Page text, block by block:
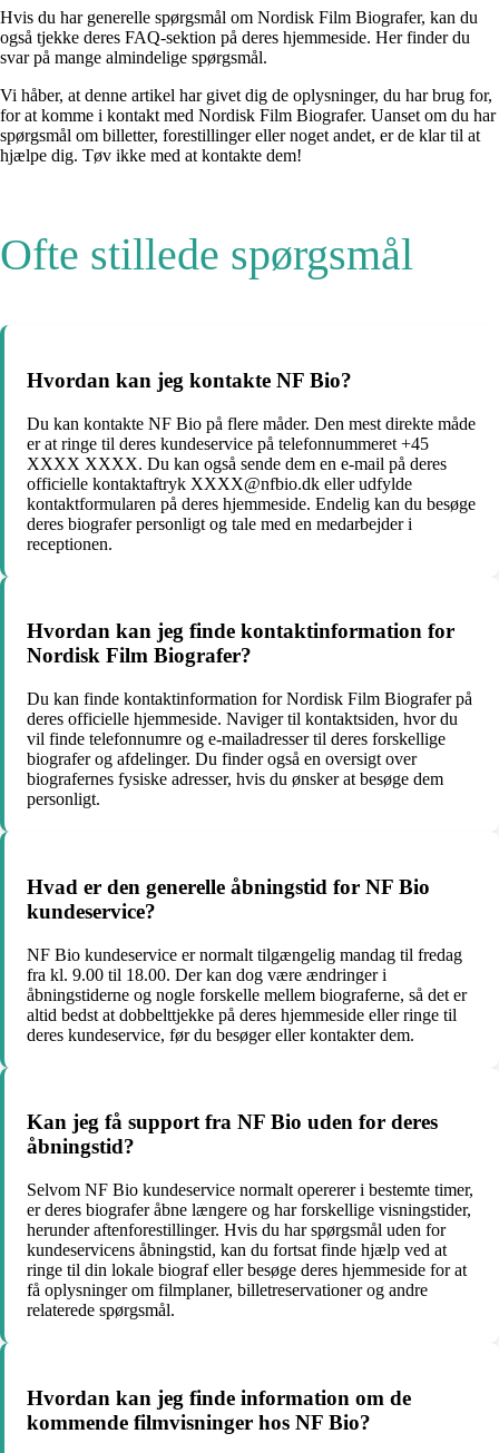
Hvis du har generelle spørgsmål om Nordisk Film Biografer, kan du
også tjekke deres FAQ-sektion på deres hjemmeside. Her finder du
svar på mange almindelige spørgsmål.
Vi håber, at denne artikel har givet dig de oplysninger, du har brug for,
for at komme i kontakt med Nordisk Film Biografer. Uanset om du har
spørgsmål om billetter, forestillinger eller noget andet, er de klar til at
hjælpe dig. Tøv ikke med at kontakte dem!
Ofte stillede spørgsmål
Hvordan kan jeg kontakte NF Bio?
Du kan kontakte NF Bio på flere måder. Den mest direkte måde
er at ringe til deres kundeservice på telefonnummeret +45
XXXX XXXX. Du kan også sende dem en e-mail på deres
officielle kontaktaftryk XXXX@nfbio.dk eller udfylde
kontaktformularen på deres hjemmeside. Endelig kan du besøge
deres biografer personligt og tale med en medarbejder i
receptionen.
Hvordan kan jeg finde kontaktinformation for
Nordisk Film Biografer?
Du kan finde kontaktinformation for Nordisk Film Biografer på
deres officielle hjemmeside. Naviger til kontaktsiden, hvor du
vil finde telefonnumre og e-mailadresser til deres forskellige
biografer og afdelinger. Du finder også en oversigt over
biografernes fysiske adresser, hvis du ønsker at besøge dem
personligt.
Hvad er den generelle åbningstid for NF Bio
kundeservice?
NF Bio kundeservice er normalt tilgængelig mandag til fredag
fra kl. 9.00 til 18.00. Der kan dog være ændringer i
åbningstiderne og nogle forskelle mellem biograferne, så det er
altid bedst at dobbelttjekke på deres hjemmeside eller ringe til
deres kundeservice, før du besøger eller kontakter dem.
Kan jeg få support fra NF Bio uden for deres
åbningstid?
Selvom NF Bio kundeservice normalt opererer i bestemte timer,
er deres biografer åbne længere og har forskellige visningstider,
herunder aftenforestillinger. Hvis du har spørgsmål uden for
kundeservicens åbningstid, kan du fortsat finde hjælp ved at
ringe til din lokale biograf eller besøge deres hjemmeside for at
få oplysninger om filmplaner, billetreservationer og andre
relaterede spørgsmål.
Hvordan kan jeg finde information om de
kommende filmvisninger hos NF Bio?